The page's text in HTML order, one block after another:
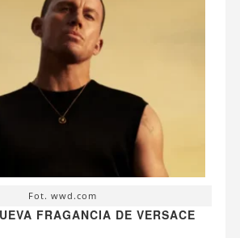
Fot. wwd.com
FRAGANCIA DE VERSACE